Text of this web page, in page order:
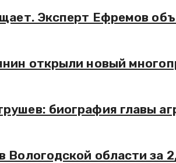
Эксперт Ефремов
открыли новый
биография главы
Вологодской области за